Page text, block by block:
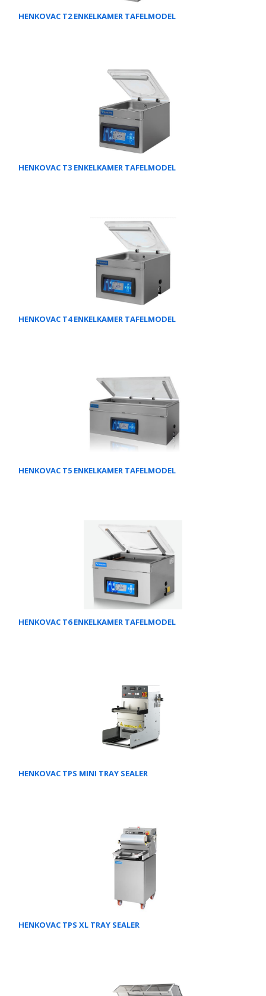
HENKOVAC T2 ENKELKAMER TAFELMODEL
HENKOVAC T3 ENKELKAMER TAFELMODEL
HENKOVAC T4 ENKELKAMER TAFELMODEL
HENKOVAC T5 ENKELKAMER TAFELMODEL
HENKOVAC T6 ENKELKAMER TAFELMODEL
HENKOVAC TPS MINI TRAY SEALER
HENKOVAC TPS XL TRAY SEALER